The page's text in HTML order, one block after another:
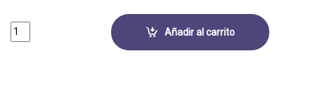
PARLANTE RGB ARGOM AMBIENCE 360 BLUETOOTH ARG-SP-
Añadir al carrito